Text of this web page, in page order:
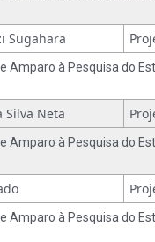
Sugahara
Amparo à Pesquisa do
Silva Neta
Amparo à Pesquisa do
Amparo à Pesquisa do